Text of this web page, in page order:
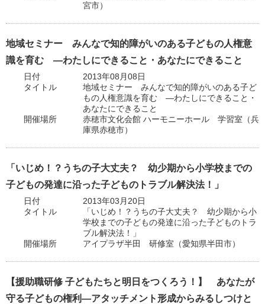
宮市）
地域セミナー みんなで知的障がいのある子どもの人権意
識を育む ―わたしにできること・あなたにできること
日付
2013年08月08日
タイトル
地域セミナー みんなで知的障がいのある子ど
もの人権意識を育む ―わたしにできること・
あなたにできること
開催場所
赤穂市文化会館 ハーモニーホール 学習室（兵
庫県赤穂市）
「いじめ！？うちの子大丈夫？ 幼少期から小学校までの
子どもの発達に沿った子どものトラブル解決法！」
日付
2013年03月20日
タイトル
「いじめ！？うちの子大丈夫？ 幼少期から小
学校までの子どもの発達に沿った子どものトラ
ブル解決法！」
開催場所
アイプラザ半田 研修室（愛知県半田市）
【援助職研修 子どもたちと明日をつくろう！】 あなたが
守る子どもの権利―アタッチメント形成からみるしつけと